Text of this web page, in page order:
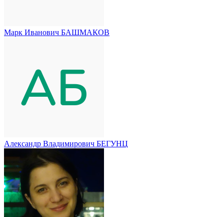
Марк Иванович БАШМАКОВ
Александр Владимирович БЕГУНЦ